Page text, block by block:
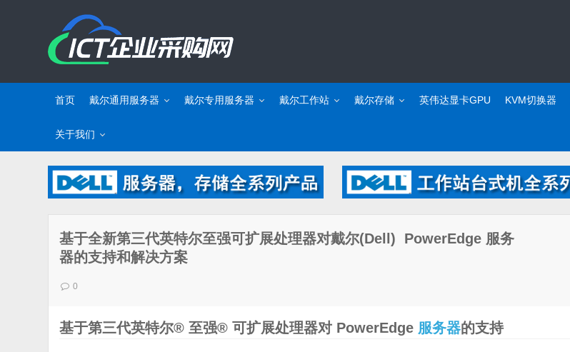
首页 戴尔通用服务器 戴尔专用服务器 戴尔工作站 戴尔存储 英伟达显卡GPU KVM切换器
关于我们
基于全新第三代英特尔至强可扩展处理器对戴尔(Dell) PowerEdge 服务
器的支持和解决方案
0
基于第三代英特尔® 至强® 可扩展处理器对 PowerEdge 服务器的支持